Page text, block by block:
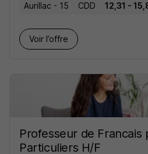
Aurillac - 15 CDD 12,31 -
Voir l’offre
Professeur de Francais
Particuliers H/F